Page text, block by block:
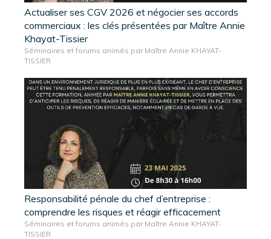
Actualiser ses CGV 2026 et négocier ses accords
commerciaux : les clés présentées par Maître Annie
Khayat-Tissier
Séminaires et forums animés par Maître Annie KHAYAT-
TISSIER
Responsabilité pénale du chef d’entreprise :
comprendre les risques et réagir efficacement
Séminaires et forums animés par Maître Annie KHAYAT-
TISSIER